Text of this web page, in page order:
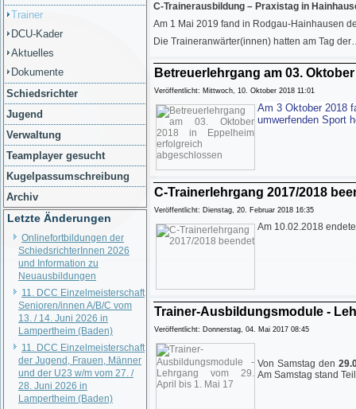
Trainer
DCU-Kader
Aktuelles
Dokumente
Schiedsrichter
Jugend
Verwaltung
Teamplayer gesucht
Kugelpassumschreibung
Archiv
Letzte Änderungen
Onlinefortbildungen der
SchiedsrichterInnen 2026
und Information zu
Neuausbildungen
11. DCC Einzelmeisterschaft
Senioren/innen A/B/C vom
13. / 14. Juni 2026 in
Lampertheim (Baden)
11. DCC Einzelmeisterschaft
der Jugend, Frauen, Männer
und der U23 w/m vom 27. /
28. Juni 2026 in
Lampertheim (Baden)
C-Trainerausbildung – Praxistag in
Am 1 Mai 2019 fand in Rodgau-Hainhausen
Die Traineranwärter(innen) hatten am Tag
Betreuerlehrgang am 03.
Veröffentlicht: Mittwoch, 10. Oktober 2018 11:01
Am 3 Oktober 2018
umwerfenden Sport
C-Trainerlehrgang 2017/2018
Veröffentlicht: Dienstag, 20. Februar 2018 16:35
Am 10.02.2018
Trainer-Ausbildungsmodule -
Veröffentlicht: Donnerstag, 04. Mai 2017 08:45
Von Samstag den
Am Samstag stand